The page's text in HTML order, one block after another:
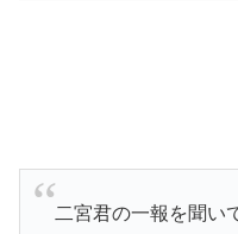
二宮君の一報を聞い